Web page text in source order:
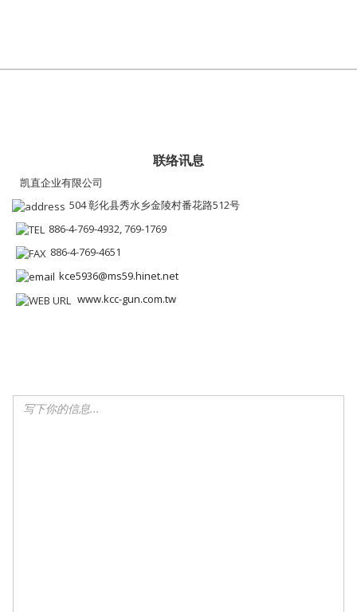
联络讯息
凯直企业有限公司
504 彰化县秀水乡金陵村番花路512号
886-4-769-4932, 769-1769
886-4-769-4651
kce5936@ms59.hinet.net
www.kcc-gun.com.tw